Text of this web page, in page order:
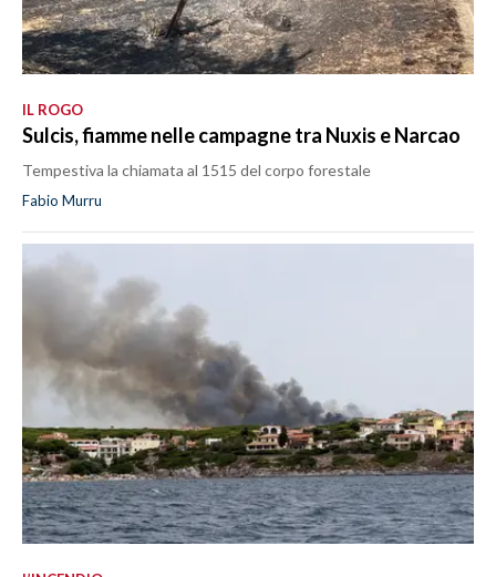
IL ROGO
Sulcis, fiamme nelle campagne tra Nuxis e Narcao
Tempestiva la chiamata al 1515 del corpo forestale
Fabio Murru